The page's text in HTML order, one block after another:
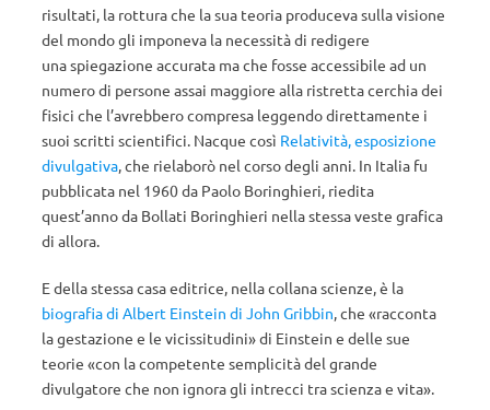
risultati, la rottura che la sua teoria produceva sulla visione
del mondo gli imponeva la necessità di redigere
una spiegazione accurata ma che fosse accessibile ad un
numero di persone assai maggiore alla ristretta cerchia dei
fisici che l’avrebbero compresa leggendo direttamente i
suoi scritti scientifici. Nacque così Relatività, esposizione
divulgativa, che rielaborò nel corso degli anni. In Italia fu
pubblicata nel 1960 da Paolo Boringhieri, riedita
quest’anno da Bollati Boringhieri nella stessa veste grafica
di allora.
E della stessa casa editrice, nella collana scienze, è la
biografia di Albert Einstein di John Gribbin, che «racconta
la gestazione e le vicissitudini» di Einstein e delle sue
teorie «con la competente semplicità del grande
divulgatore che non ignora gli intrecci tra scienza e vita».